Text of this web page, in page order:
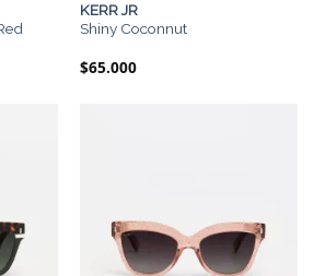
KERR JR
Shiny Coconnut
$65.000